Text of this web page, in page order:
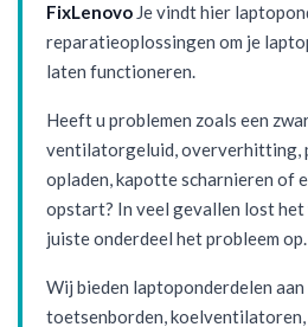
FixLenovo Je vindt hier
reparatieoplossingen om je
laten functioneren.
Heeft u problemen zoals een
ventilatorgeluid, oververhitting,
opladen, kapotte scharnieren of
opstart? In veel gevallen lost
juiste onderdeel het probleem op.
Wij bieden laptoponderdelen aan
toetsenborden, koelventilatoren,